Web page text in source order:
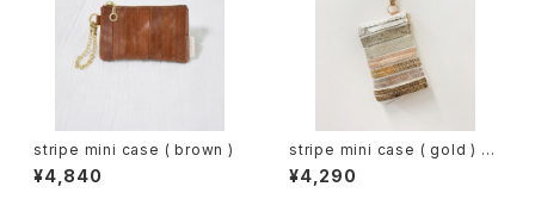
stripe mini case ( brown )
¥4,840
stripe mini case ( gold ) -
うららか-
¥4,290